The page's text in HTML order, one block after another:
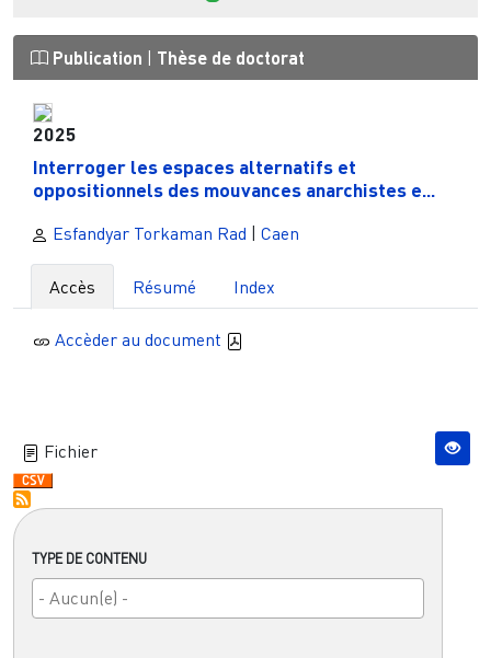
TYPE DE CONTENU
Publication Thèse de doctorat
2025
Ιnterrοger les espaces alternatifs et
οppοsitiοnnels des mοuvances anarchistes e...
Esfandyar Torkaman Rad Caen
Accès Résumé Index
Accèder au document
Fichier